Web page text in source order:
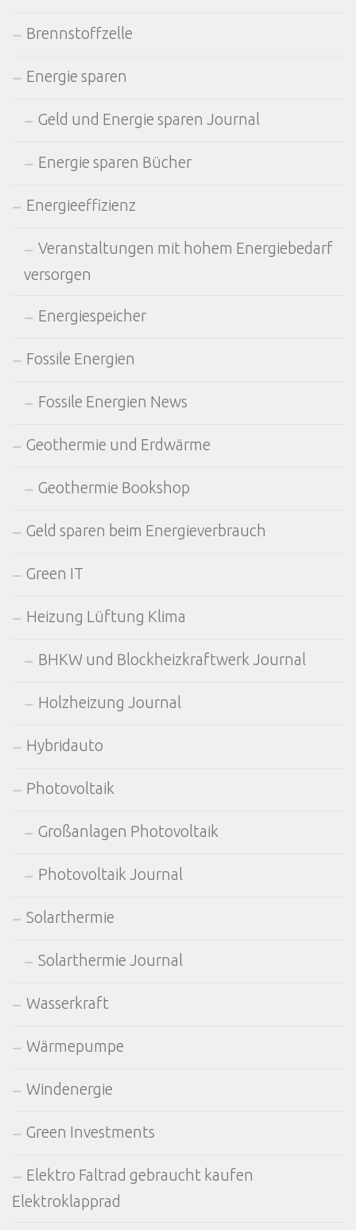
Brennstoffzelle
Energie sparen
Geld und Energie sparen Journal
Energie sparen Bücher
Energieeffizienz
Veranstaltungen mit hohem Energiebedarf
versorgen
Energiespeicher
Fossile Energien
Fossile Energien News
Geothermie und Erdwärme
Geothermie Bookshop
Geld sparen beim Energieverbrauch
Green IT
Heizung Lüftung Klima
BHKW und Blockheizkraftwerk Journal
Holzheizung Journal
Hybridauto
Photovoltaik
Großanlagen Photovoltaik
Photovoltaik Journal
Solarthermie
Solarthermie Journal
Wasserkraft
Wärmepumpe
Windenergie
Green Investments
Elektro Faltrad gebraucht kaufen
Elektroklapprad